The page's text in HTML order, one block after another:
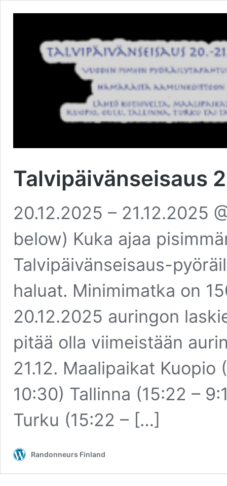
Talvipäivänseisaus
20.12.2025 – 21.12.2025
below) Kuka ajaa
Talvipäivänseisaus-
haluat. Minimimatka on
20.12.2025 auringon
pitää olla viimeistään
21.12. Maalipaikat Kuopio
10:30) Tallinna (15:22 –
Turku (15:22 – […]
Randonneurs Finland